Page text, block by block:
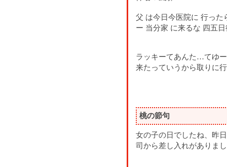
父 は今日今医院に 行った
ー 当分家 に来るな 四五
ラッキーてあんた…てゆ
来たっていうから取りに
桃の節句
女の子の日でしたね、昨
司から差し入れがありま